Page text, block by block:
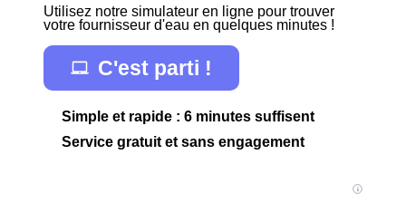
Utilisez notre simulateur en ligne pour trouver
votre fournisseur d'eau en quelques minutes !
C'est parti !
Simple et rapide : 6 minutes suffisent
Service gratuit et sans engagement